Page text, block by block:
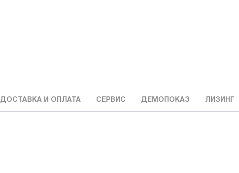
ДОСТАВКА И ОПЛАТА СЕРВИС ДЕМОПОКАЗ ЛИЗИНГ